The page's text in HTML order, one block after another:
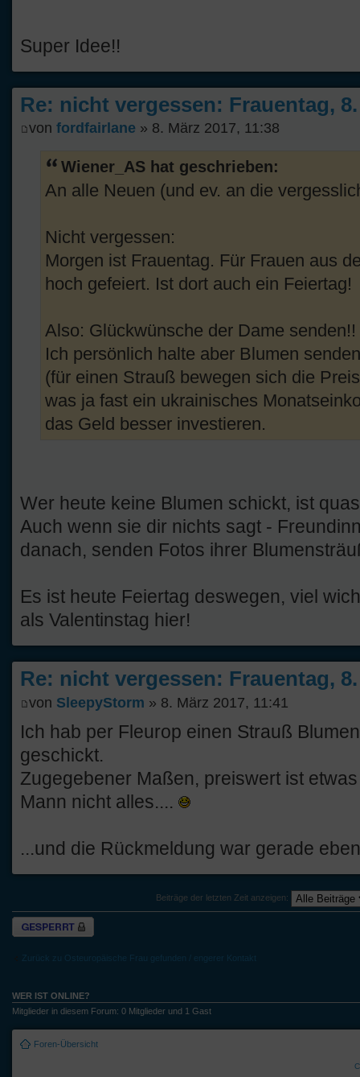
Super Idee!!
Re: nicht vergessen: Frauentag,
von fordfairlane » 8. März 2017, 11:38
Wiener_AS hat geschrieben:
An alle Neuen (und ev. an die
Nicht vergessen:
Morgen ist Frauentag. Für Frauen aus
hoch gefeiert. Ist dort auch ein Feiertag!
Also: Glückwünsche der Dame senden!!
Ich persönlich halte aber Blumen
(für einen Strauß bewegen sich die
was ja fast ein ukrainisches
das Geld besser investieren.
Wer heute keine Blumen schickt, ist
Auch wenn sie dir nichts sagt -
danach, senden Fotos ihrer
Es ist heute Feiertag deswegen, viel
als Valentinstag hier!
Re: nicht vergessen: Frauentag,
von SleepyStorm » 8. März 2017, 11:41
Ich hab per Fleurop einen Strauß
geschickt.
Zugegebener Maßen, preiswert ist
Mann nicht alles....
...und die Rückmeldung war gerade
Beiträge der letzten Zeit anzeigen:
Thema gesperrt
Zurück zu Osteuropäische Frau gefunden / engerer Kontakt
WER IST ONLINE?
Mitglieder in diesem Forum: 0 Mitglieder und 1 Gast
Foren-Übersicht